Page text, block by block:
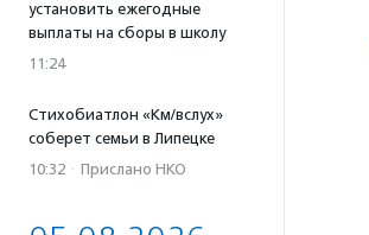
установить ежегодные
выплаты на сборы в школу
11:24
Стихобиатлон «Км/вслух»
соберет семьи в Липецке
10:32 · Прислано НКО